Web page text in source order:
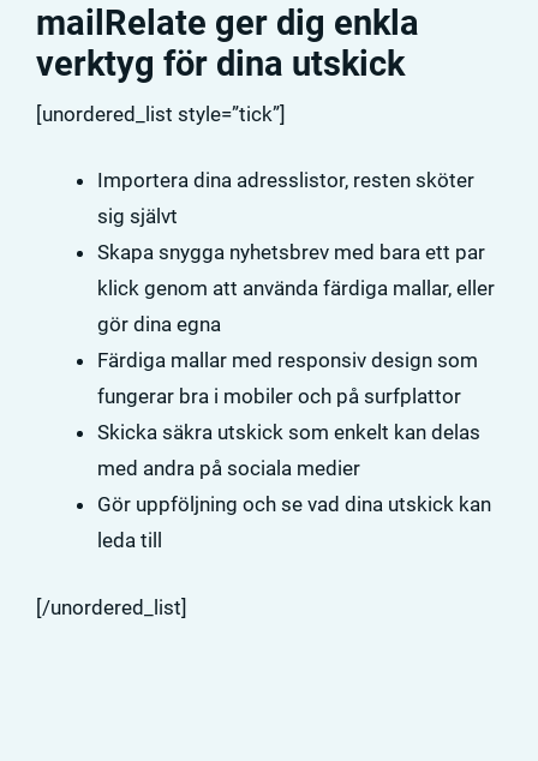
mailRelate ger dig enkla
verktyg för dina utskick
[unordered_list style=”tick”]
Importera dina adresslistor, resten sköter
sig självt
Skapa snygga nyhetsbrev med bara ett par
klick genom att använda färdiga mallar, eller
gör dina egna
Färdiga mallar med responsiv design som
fungerar bra i mobiler och på surfplattor
Skicka säkra utskick som enkelt kan delas
med andra på sociala medier
Gör uppföljning och se vad dina utskick kan
leda till
[/unordered_list]